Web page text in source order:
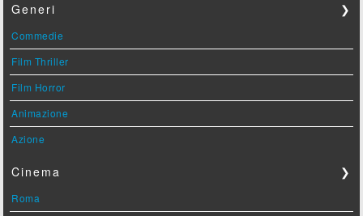
Generi ❯
Commedie
Film Thriller
Film Horror
Animazione
Azione
Cinema ❯
Roma